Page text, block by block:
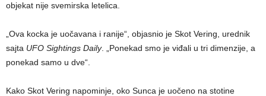
objekat nije svemirska letelica.
„Ova kocka je uočavana i ranije“, objasnio je Skot Vering, urednik
sajta UFO Sightings Daily. „Ponekad smo je viđali u tri dimenzije, a
ponekad samo u dve“.
Kako Skot Vering napominje, oko Sunca je uočeno na stotine